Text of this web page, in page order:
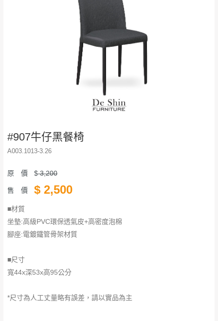
#907牛仔黑餐椅
A003.1013-3.26
原 價 $3,200
售 價 $ 2,500
■材質
坐墊:高級PVC環保透氣皮+高密度泡棉
腳座:電鍍鐵管骨架材質
■尺寸
寬44x深53x高95公分
*尺寸為人工丈量略有誤差，請以實品為主